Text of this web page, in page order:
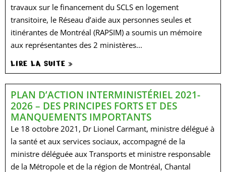
travaux sur le financement du SCLS en logement
transitoire, le Réseau d’aide aux personnes seules et
itinérantes de Montréal (RAPSIM) a soumis un mémoire
aux représentantes des 2 ministères...
LIRE LA SUITE »
PLAN D’ACTION INTERMINISTÉRIEL 2021-
2026 – DES PRINCIPES FORTS ET DES
MANQUEMENTS IMPORTANTS
Le 18 octobre 2021, Dr Lionel Carmant, ministre délégué à
la santé et aux services sociaux, accompagné de la
ministre déléguée aux Transports et ministre responsable
de la Métropole et de la région de Montréal, Chantal